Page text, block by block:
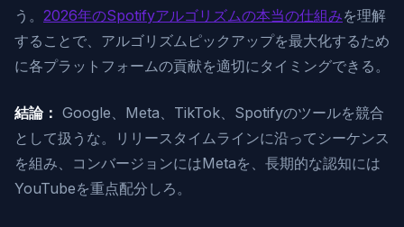
う。 2026年のSpotifyアルゴリズムの本当の仕組みを理解
することで、アルゴリズムピックアップを最大化するため
に各プラットフォームの貢献を適切にタイミングできる。
結論： Google、Meta、TikTok、Spotifyのツールを競合
として扱うな。リリースタイムラインに沿ってシーケンス
を組み、コンバージョンにはMetaを、長期的な認知には
YouTubeを重点配分しろ。